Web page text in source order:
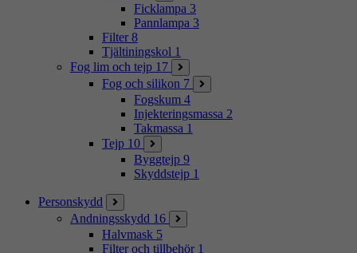
Ficklampa 3
Pannlampa 3
Filter 8
Tjältiningskol 1
Fog lim och tejp 17
Fog och silikon 7
Fogskum 4
Injekteringsmassa 2
Takmassa 1
Tejp 10
Byggtejp 9
Skyddstejp 1
Personskydd
Andningsskydd 16
Halvmask 5
Filter och tillbehör 1